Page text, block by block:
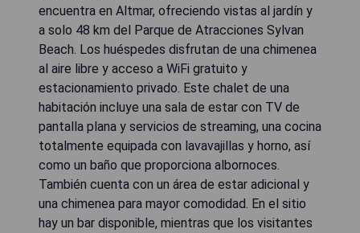
encuentra en Altmar, ofreciendo vistas al jardín y
a solo 48 km del Parque de Atracciones Sylvan
Beach. Los huéspedes disfrutan de una chimenea
al aire libre y acceso a WiFi gratuito y
estacionamiento privado. Este chalet de una
habitación incluye una sala de estar con TV de
pantalla plana y servicios de streaming, una cocina
totalmente equipada con lavavajillas y horno, así
como un baño que proporciona albornoces.
También cuenta con un área de estar adicional y
una chimenea para mayor comodidad. En el sitio
hay un bar disponible, mientras que los visitantes